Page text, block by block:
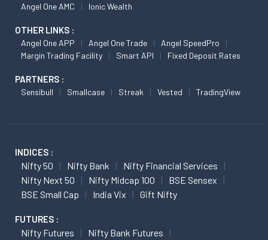
Angel One AMC Ionic Wealth
OTHER LINKS :
Angel One APP Angel One Trade
Angel SpeedPro
Margin Trading Facility
Smart API Fixed Deposit Rates
PARTNERS :
Sensibull Smallcase Streak Vested TradingView
INDICES :
Nifty 50 Nifty Bank
Nifty Financial Services
Nifty Next 50
Nifty Midcap 100
BSE Sensex
BSE Small Cap
India Vix Gift Nifty
FUTURES :
Nifty Futures
Nifty Bank Futures